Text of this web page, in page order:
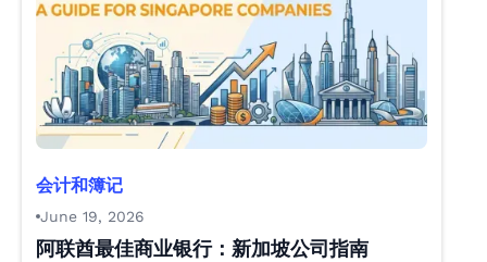
会计和簿记
June 19, 2026
阿联酋最佳商业银行：新加坡公司指南